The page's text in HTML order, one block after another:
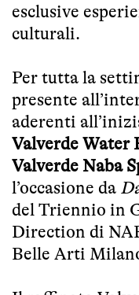
esclusive
culturali.
Per tutta la
presente
aderenti
Valverde Water
Valverde Naba
l’occasione da
del Triennio in
Direction di
Belle Arti